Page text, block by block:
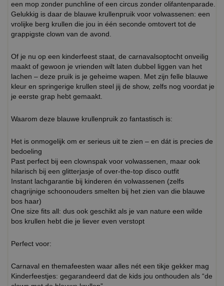
een mop zonder punchline of een circus zonder olifantenparade.
Gelukkig is daar de blauwe krullenpruik voor volwassenen: een
vrolijke berg krullen die jou in één seconde omtovert tot de
grappigste clown van de avond.
Of je nu op een kinderfeest staat, de carnavalsoptocht onveilig
maakt of gewoon je vrienden wilt laten dubbel liggen van het
lachen – deze pruik is je geheime wapen. Met zijn felle blauwe
kleur en springerige krullen steel jij de show, zelfs nog voordat je
je eerste grap hebt gemaakt.
Waarom deze blauwe krullenpruik zo fantastisch is:
Het is onmogelijk om er serieus uit te zien – en dát is precies de
bedoeling
Past perfect bij een clownspak voor volwassenen, maar ook
hilarisch bij een glitterjasje of over-the-top disco outfit
Instant lachgarantie bij kinderen én volwassenen (zelfs
chagrijnige schoonouders smelten bij het zien van die blauwe
bos haar)
One size fits all: dus ook geschikt als je van nature een wilde
bos krullen hebt die je liever even verstopt
Perfect voor:
Carnaval en themafeesten waar alles nét een tikje gekker mag
Kinderfeestjes: gegarandeerd dat de kids jou onthouden als “de